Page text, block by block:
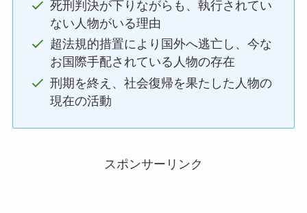
死刑判決が下りながらも、執行されてい
ない人物がいる理由
超法規的措置により国外へ逃亡し、今な
お国際手配されている人物の存在
刑期を終え、社会復帰を果たした人物の
現在の活動
スポンサーリンク